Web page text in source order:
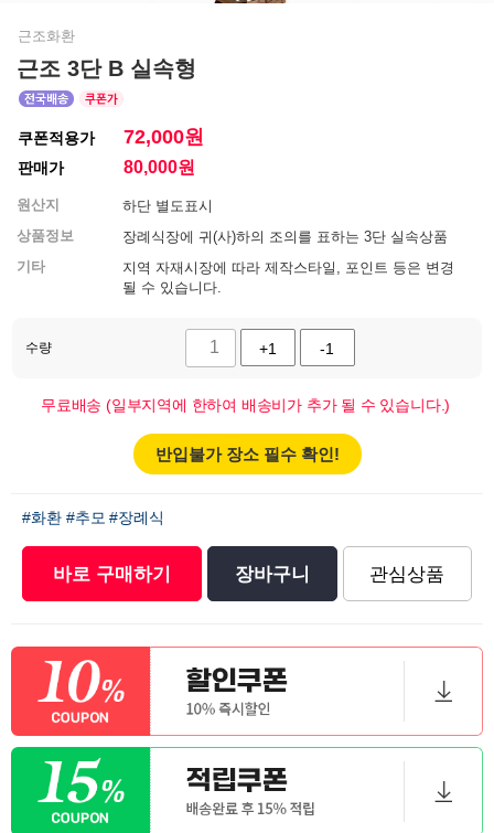
근조화환
근조 3단 B 실속형
쿠폰적용가 72,000원
판매가 80,000원
원산지
하단 별도표시
상품정보
장례식장에 귀(사)하의 조의를 표하는 3단 실속상품
기타
지역 자재시장에 따라 제작스타일, 포인트 등은 변경
될 수 있습니다.
수량 +1 -1
무료배송 (일부지역에 한하여 배송비가 추가 될 수 있습니다.)
반입불가 장소 필수 확인!
#화환 #추모 #장례식
바로 구매하기 장바구니 관심상품